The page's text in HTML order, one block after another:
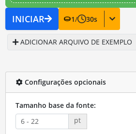
INICIAR 1/ 30s
ADICIONAR ARQUIVO DE EXEMPLO
Configurações opcionais
Tamanho base da fonte:
pt